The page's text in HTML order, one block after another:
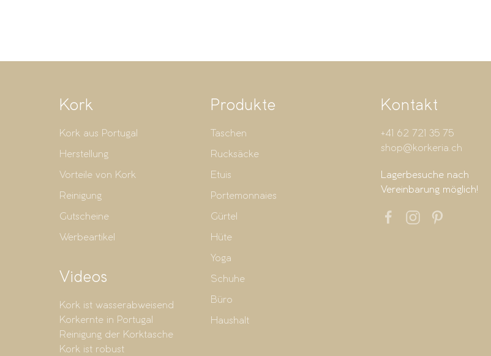
Kork
Kork aus Portugal
Herstellung
Vorteile von Kork
Reinigung
Gutscheine
Werbeartikel
Videos
Kork ist wasserabweisend
Korkernte in Portugal
Reinigung der Korktasche
Kork ist robust
Produkte
Taschen
Rucksäcke
Etuis
Portemonnaies
Gürtel
Hüte
Yoga
Schuhe
Büro
Haushalt
Kontakt
+41 62 721 35 75
shop@korkeria.ch
Lagerbesuche nach
Vereinbarung möglich!